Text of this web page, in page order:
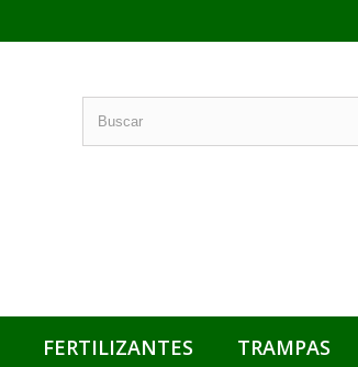
FERTILIZANTES TRAMPAS